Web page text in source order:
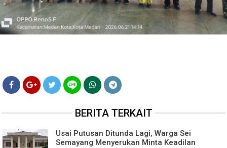
BERITA TERKAIT
Usai Putusan Ditunda Lagi, Warga Sei
Semayang Menyerukan Minta Keadilan